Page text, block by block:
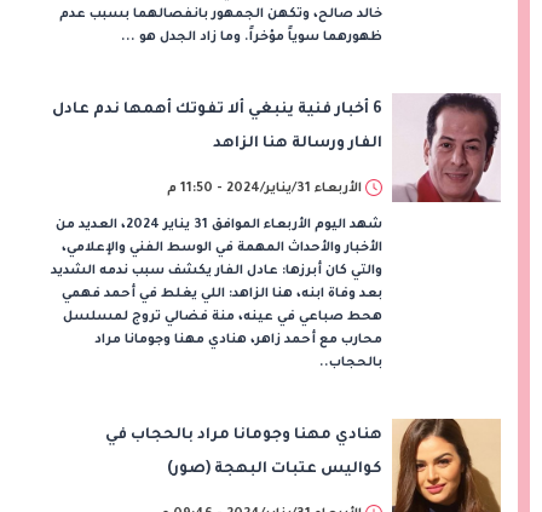
خالد صالح، وتكهن الجمهور بانفصالهما بسبب عدم
ظهورهما سوياً مؤخراً. وما زاد الجدل هو ...
6 أخبار فنية ينبغي ألا تفوتك أهمها ندم عادل
الفار ورسالة هنا الزاهد
الأربعاء 31/يناير/2024 - 11:50 م
شهد اليوم الأربعاء الموافق 31 يناير 2024، العديد من
الأخبار والأحداث المهمة في الوسط الفني والإعلامي،
والتي كان أبرزها: عادل الفار يكشف سبب ندمه الشديد
بعد وفاة ابنه، هنا الزاهد: اللي يغلط في أحمد فهمي
هحط صباعي في عينه، منة فضالي تروج لمسلسل
محارب مع أحمد زاهر، هنادي مهنا وجومانا مراد
بالحجاب..
هنادي مهنا وجومانا مراد بالحجاب في
كواليس عتبات البهجة (صور)